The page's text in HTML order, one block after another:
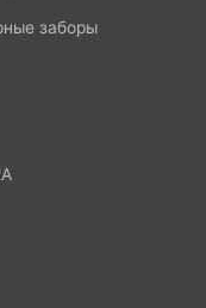
заборы